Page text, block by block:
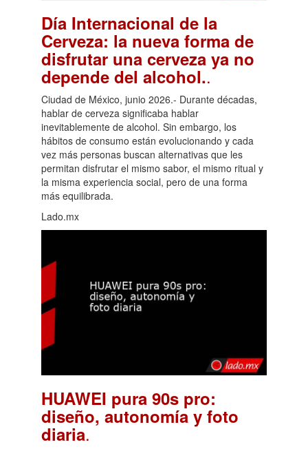
Día Internacional de la
Cerveza: la nueva forma de
disfrutar una cerveza ya no
depende del alcohol..
Ciudad de México, junio 2026.- Durante décadas,
hablar de cerveza significaba hablar
inevitablemente de alcohol. Sin embargo, los
hábitos de consumo están evolucionando y cada
vez más personas buscan alternativas que les
permitan disfrutar el mismo sabor, el mismo ritual y
la misma experiencia social, pero de una forma
más equilibrada.
Lado.mx
HUAWEI pura 90s pro:
diseño, autonomía y foto
diaria.